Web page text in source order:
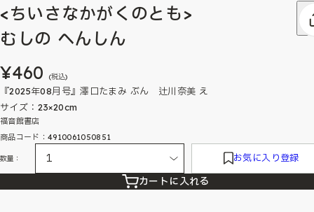
<ちいさなかがくのとも>
むしの へんしん
¥460 (税込)
『2025年08月号』澤口たまみ ぶん 辻川奈美 え
サイズ：23×20cm
福音館書店
商品コード：4910061050851
数量： お気に入り登録
カートに入れる